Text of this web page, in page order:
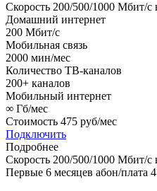
Скорость 200/500/1000 Мбит/с
Домашний интернет
200 Мбит/с
Мобильная связь
2000 мин/мес
Количество ТВ-каналов
200+ каналов
Мобильный интернет
∞ Гб/мес
Стоимость 475 руб/мес
Подключить
Подробнее
Скорость 200/500/1000 Мбит/с
Первые 6 месяцев абон/плата